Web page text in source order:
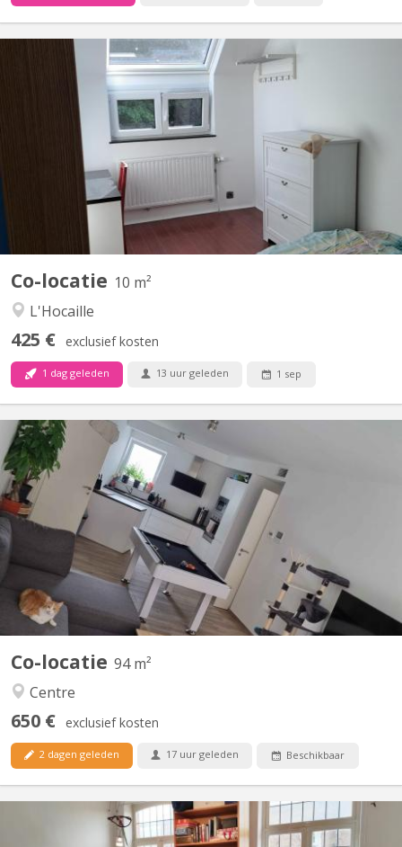
Co-locatie 10 m²
L'Hocaille
425 € exclusief kosten
1 dag geleden 13 uur geleden 1 sep
Chambre meublée & fraîchement rénovée – Quartier de l'Hocaille ​
Vous cherchez un lieu de vie agréable, lumineux et idéalement
situé ? Venez nous rejoindre dans notre colocation de 3
personnes au sein d'une maison unifamiliale ! ​📍 Localisation
idéale ​Située dans le quartier très recherché de...
Co-locatie 94 m²
Centre
650 € exclusief kosten
2 dagen geleden 17 uur geleden Beschikbaar
Bonjour, La seconde chambre se libère dans un appart 2
chambres. idéale pour un premier emménagement, tout est
meublé sauf la chambre. Disponible a partir du 15 septembre
2026, négociable plus tôt (début aout). La chambre fait 9M² dans
un appartement au centre de Courbevoie derrière l'esplanade à...
KV 1374